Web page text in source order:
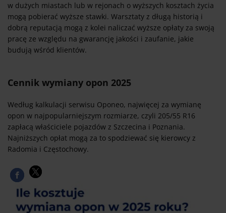
w dużych miastach lub w rejonach o wyższych kosztach życia
mogą pobierać wyższe stawki. Warsztaty z długą historią i
dobrą reputacją mogą z kolei naliczać wyższe opłaty za swoją
pracę ze względu na gwarancję jakości i zaufanie, jakie
budują wśród klientów.
Cennik wymiany opon 2025
Według kalkulacji serwisu Oponeo, najwięcej za wymianę
opon w najpopularniejszym rozmiarze, czyli 205/55 R16
zapłacą właściciele pojazdów z Szczecina i Poznania.
Najniższych opłat mogą za to spodziewać się kierowcy z
Radomia i Częstochowy.